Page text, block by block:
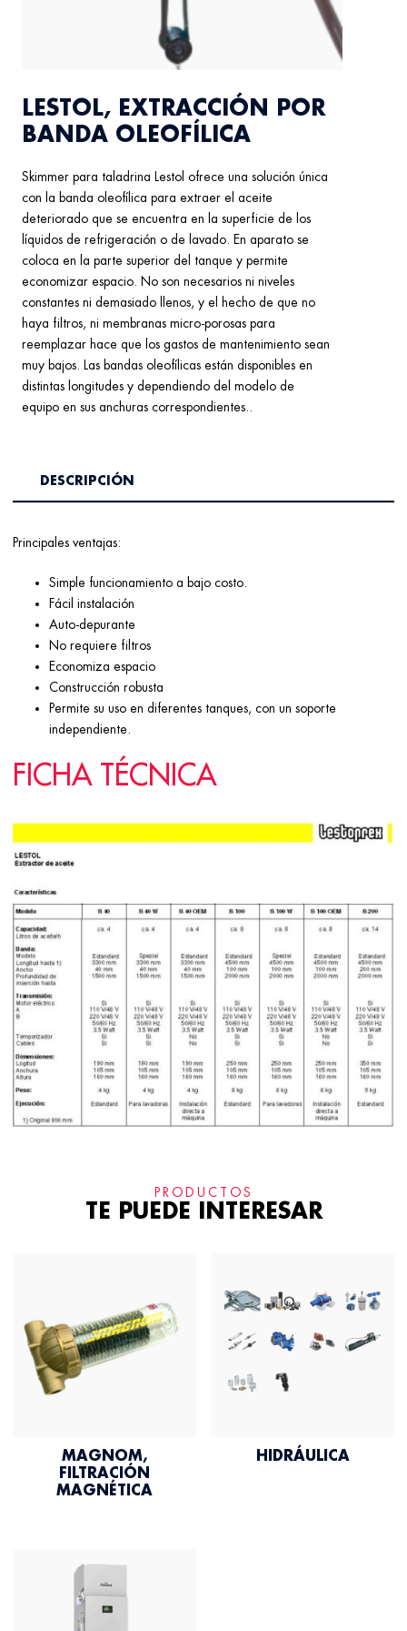
LESTOL, EXTRACCIÓN POR
BANDA OLEOFÍLICA
Skimmer para taladrina Lestol ofrece una solución única
con la banda oleofílica para extraer el aceite
deteriorado que se encuentra en la superficie de los
líquidos de refrigeración o de lavado. En aparato se
coloca en la parte superior del tanque y permite
economizar espacio. No son necesarios ni niveles
constantes ni demasiado llenos, y el hecho de que no
haya filtros, ni membranas micro-porosas para
reemplazar hace que los gastos de mantenimiento sean
muy bajos. Las bandas oleofílicas están disponibles en
distintas longitudes y dependiendo del modelo de
equipo en sus anchuras correspondientes..
DESCRIPCIÓN
Principales ventajas:
Simple funcionamiento a bajo costo.
Fácil instalación
Auto-depurante
No requiere filtros
Economiza espacio
Construcción robusta
Permite su uso en diferentes tanques, con un soporte
independiente.
FICHA TÉCNICA
PRODUCTOS
TE PUEDE INTERESAR
MAGNOM,
FILTRACIÓN
MAGNÉTICA
HIDRÁULICA